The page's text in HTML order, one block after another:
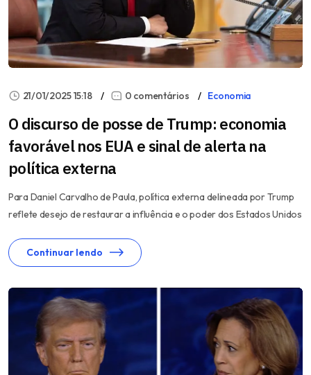
21/01/2025 15:18 0 comentários Economia
O discurso de posse de Trump: economia
favorável nos EUA e sinal de alerta na
política externa
Para Daniel Carvalho de Paula, política externa delineada por Trump
reflete desejo de restaurar a influência e o poder dos Estados Unidos
Continuar lendo